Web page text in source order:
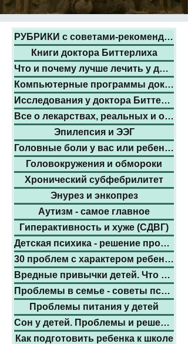
РУБРИКИ с советами-рекомендациями:
Книги доктора Биттерлиха
Что и почему лучше лечить у доктора
Компьютерные программы доктора
Исследования у доктора Биттерлиха
Все о лекарствах, реальных и обмане
Эпилепсия и ЭЭГ
Головные боли у вас или ребенка
Головокружения и обмороки
Хронический субфебрилитет
Энурез и энкопрез
Аутизм - самое главное
Гиперактивность и хуже (СДВГ)
Детская психика - решение проблем
30 проблем с характером ребенка
Вредные привычки детей. Что делать.
Проблемы в семье - советы психолого
Проблемы питания у детей
Сон у детей. Проблемы и решения
Как подготовить ребенка к школе